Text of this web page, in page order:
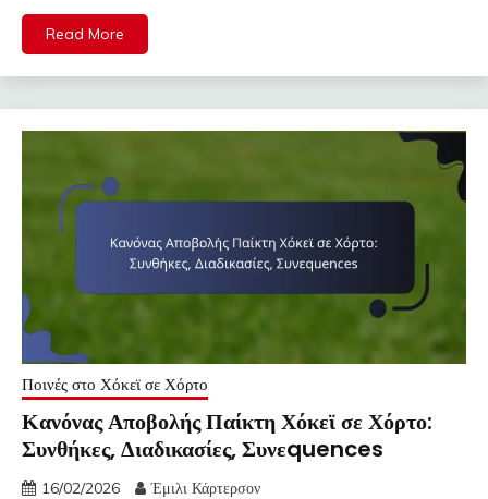
Read More
Ποινές στο Χόκεϊ σε Χόρτο
Κανόνας Αποβολής Παίκτη Χόκεϊ σε Χόρτο:
Συνθήκες, Διαδικασίες, Συνεquences
16/02/2026 Έμιλι Κάρτερσον